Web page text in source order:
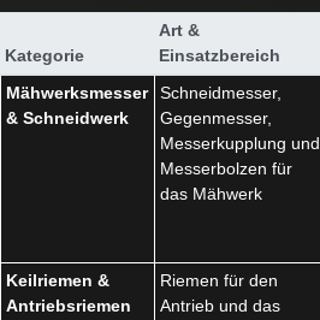
Kategorie
Art &
Einsatzbereich
Mähwerksmesser
& Schneidwerk
Schneidmesser,
Gegenmesser,
Messerkupplung und
Messerbolzen für
das Mähwerk
Keilriemen &
Antriebsriemen
Riemen für den
Antrieb und das